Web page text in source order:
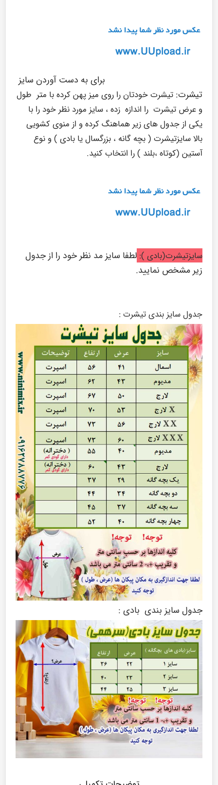
برای به دست آوردن سایز
تیشرت: تیشرت خودتان را روی میز پهن کرده با متر طول
و عرض تیشرت را اندازه زده ، سایز مورد نظر خود را با
یکی از جدول های زیر هماهنگ کرده و از منوی کشویی
بالا سایزتیشرت ( بچه گانه ، بزرگسال یا بادی ) و نوع
آستین (کوتاه ،بلند ) را انتخاب کنید.
سایزتیشرت(بادی ): لطفا سایز مد نظر خود را از جدول
زیر مشخص نمایید.
جدول سایز بندی تیشرت :
جدول سایز بندی بادی :